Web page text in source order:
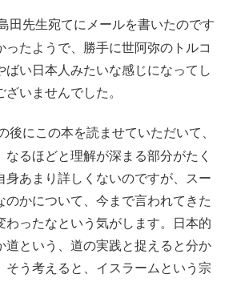
先生宛てにメールを書いたのです
ったようで、勝手に世阿弥のトルコ
ばい日本人みたいな感じになってし
いませんでした。
にこの本を読ませていただいて、
るほどと理解が深まる部分がたく
身あまり詳しくないのですが、スー
のかについて、今まで言われてきた
わったなという気がします。日本的
道という、道の実践と捉えると分か
そう考えると、イスラームという宗